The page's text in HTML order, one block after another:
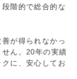
階的で総合的な
が得られなかっ
ん。20年の実績
に、安心してお